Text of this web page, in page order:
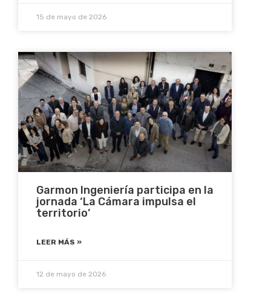
15 de mayo de 2026
Garmon Ingeniería participa en la
jornada ‘La Cámara impulsa el
territorio’
LEER MÁS »
12 de mayo de 2026